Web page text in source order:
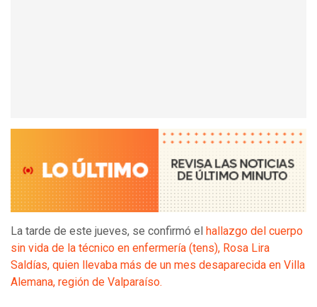
La tarde de este jueves, se confirmó el hallazgo del cuerpo
sin vida de la técnico en enfermería (tens), Rosa Lira
Saldías, quien llevaba más de un mes desaparecida en Villa
Alemana, región de Valparaíso.